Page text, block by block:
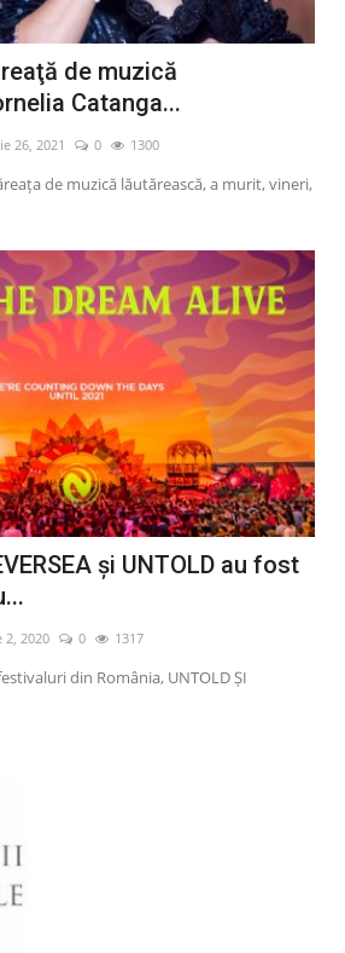
de muzică
Catanga...
26, 2021 0 1300
de muzică lăutărească, a murit, vineri,
și UNTOLD au fost
2, 2020 0 1317
din România, UNTOLD ȘI